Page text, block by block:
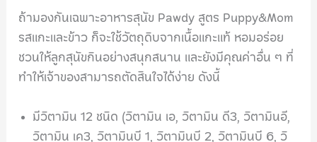
ถ้ามองกันเฉพาะอาหารสุนัข Pawdy สูตร Puppy&Mom
รสแกะและข้าว ก็จะใช้วัตถุดิบจากเนื้อแกะแท้ หอมอร่อย
ชวนให้ลูกสุนัขกินอย่างสนุกสนาน และยังมีคุณค่าอื่น ๆ ที่
ทำให้เจ้าของสามารถตัดสินใจได้ง่าย ดังนี้
มีวิตามิน 12 ชนิด (วิตามิน เอ, วิตามิน ดี3, วิตามินอี,
วิตามิน เค3, วิตามินบี 1, วิตามินบี 2, วิตามินบี 6, วิ